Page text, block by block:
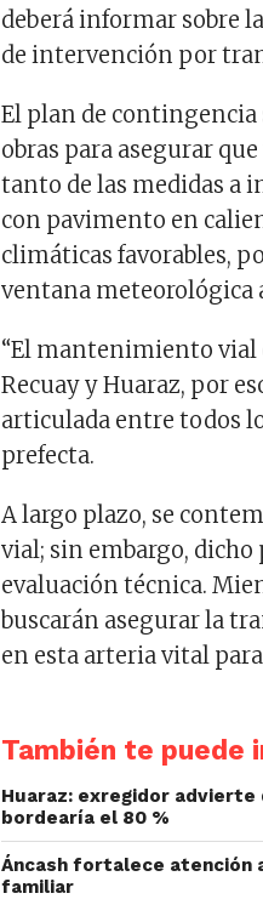
deberá informar sobre
de intervención por
El plan de contingencia
obras para asegurar
tanto de las medidas a
con pavimento en
climáticas favorables,
ventana meteorológica
“El mantenimiento vial
Recuay y Huaraz, por
articulada entre todos
prefecta.
A largo plazo, se
vial; sin embargo, dicho
evaluación técnica.
buscarán asegurar la
en esta arteria vital
También te puede
Huaraz: exregidor
bordearía el 80 %
Áncash fortalece atención
familiar